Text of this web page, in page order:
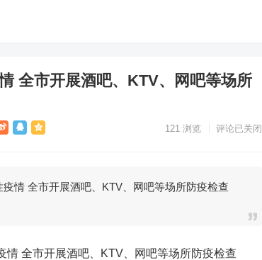
全市开展酒吧、KTV、网吧等场所
121 浏览 评论已关闭
全市开展酒吧、KTV、网吧等场所防疫检查
全市开展酒吧、KTV、网吧等场所防疫检查